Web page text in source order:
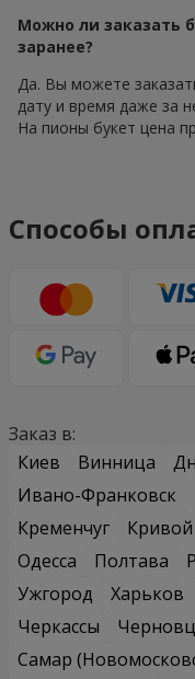
Можно ли заказать
заранее?
Да. Вы можете
дату и время даже за
На пионы букет цена
Способы
Заказ в:
Киев
Винница
Ивано-Франковск
Кременчуг
Одесса
Полтава
Ужгород
Харьков
Черкассы
Самар